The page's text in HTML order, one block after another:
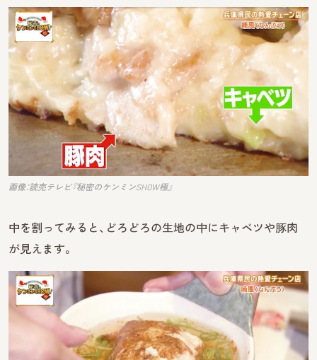
画像：読売テレビ『秘密のケンミンSHOW極』
中を割ってみると、どろどろの生地の中にキャベツや豚肉
が見えます。